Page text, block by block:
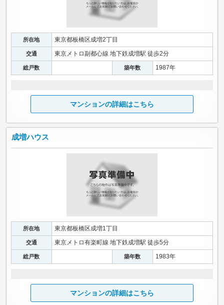
所在地 東京都板橋区成増2丁目
交通 東京メトロ副都心線 地下鉄成増駅 徒歩2分
総戸数 築年数 1987年
マンションの詳細はこちら
成増ハウス
所在地 東京都板橋区成増1丁目
交通 東京メトロ有楽町線 地下鉄成増駅 徒歩5分
総戸数 築年数 1983年
マンションの詳細はこちら